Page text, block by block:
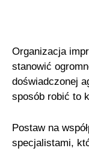
Organizacja
stanowić
doświadczonej
sposób robić to
Postaw na
specjalistami,